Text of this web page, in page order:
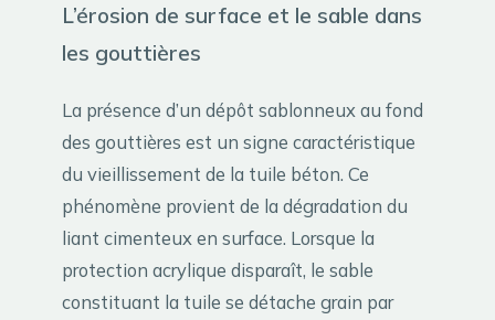
L’érosion de surface et le sable dans
les gouttières
La présence d’un dépôt sablonneux au fond
des gouttières est un signe caractéristique
du vieillissement de la tuile béton. Ce
phénomène provient de la dégradation du
liant cimenteux en surface. Lorsque la
protection acrylique disparaît, le sable
constituant la tuile se détache grain par